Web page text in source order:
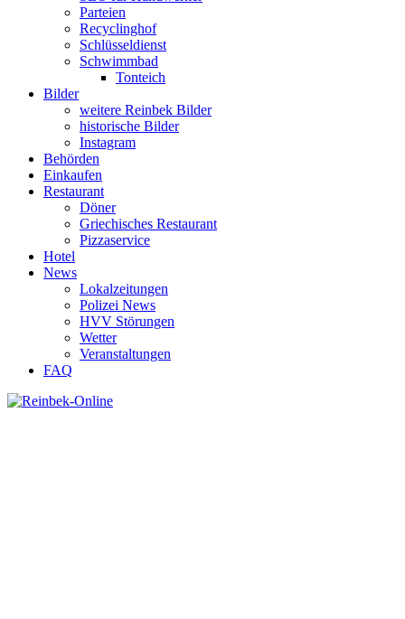
Parteien
Recyclinghof
Schlüsseldienst
Schwimmbad
Tonteich
Bilder
weitere Reinbek Bilder
historische Bilder
Instagram
Behörden
Einkaufen
Restaurant
Döner
Griechisches Restaurant
Pizzaservice
Hotel
News
Lokalzeitungen
Polizei News
HVV Störungen
Wetter
Veranstaltungen
FAQ